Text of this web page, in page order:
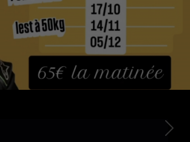
Next